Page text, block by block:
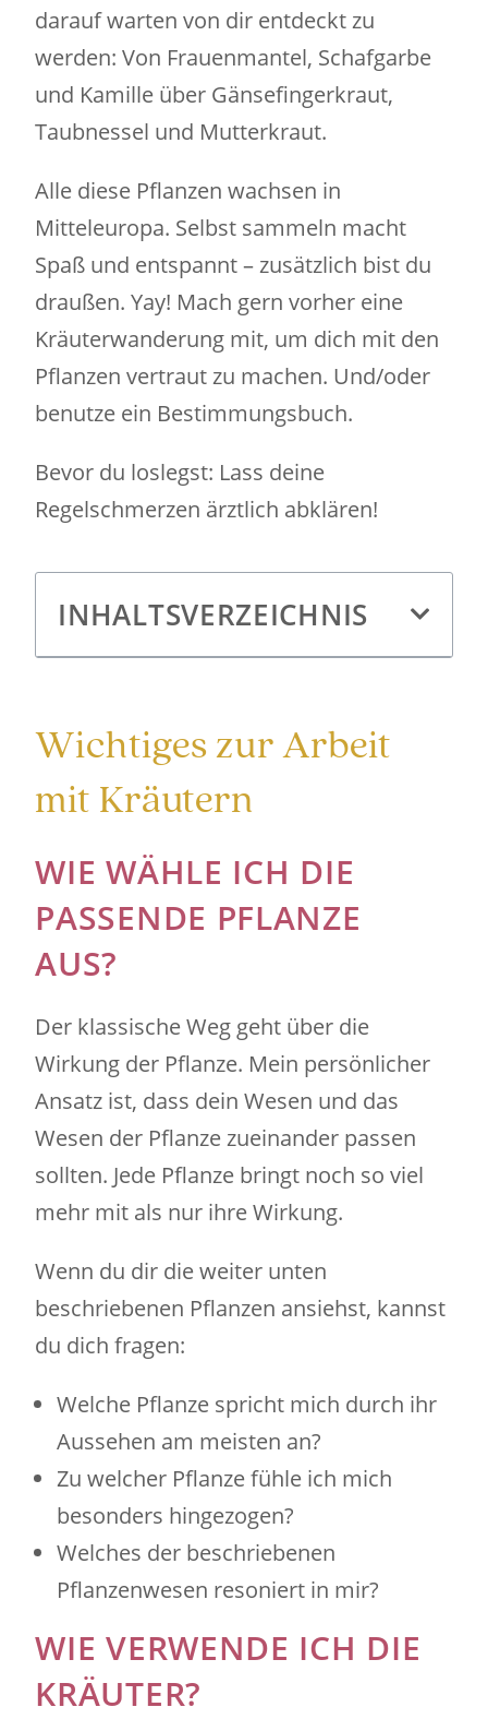
darauf warten von dir entdeckt zu
werden: Von Frauenmantel, Schafgarbe
und Kamille über Gänsefingerkraut,
Taubnessel und Mutterkraut.
Alle diese Pflanzen wachsen in
Mitteleuropa. Selbst sammeln macht
Spaß und entspannt – zusätzlich bist du
draußen. Yay! Mach gern vorher eine
Kräuterwanderung mit, um dich mit den
Pflanzen vertraut zu machen. Und/oder
benutze ein Bestimmungsbuch.
Bevor du loslegst: Lass deine
Regelschmerzen ärztlich abklären!
INHALTSVERZEICHNIS
Wichtiges zur Arbeit
mit Kräutern
WIE WÄHLE ICH DIE
PASSENDE PFLANZE
AUS?
Der klassische Weg geht über die
Wirkung der Pflanze. Mein persönlicher
Ansatz ist, dass dein Wesen und das
Wesen der Pflanze zueinander passen
sollten. Jede Pflanze bringt noch so viel
mehr mit als nur ihre Wirkung.
Wenn du dir die weiter unten
beschriebenen Pflanzen ansiehst, kannst
du dich fragen:
Welche Pflanze spricht mich durch ihr
Aussehen am meisten an?
Zu welcher Pflanze fühle ich mich
besonders hingezogen?
Welches der beschriebenen
Pflanzenwesen resoniert in mir?
WIE VERWENDE ICH DIE
KRÄUTER?